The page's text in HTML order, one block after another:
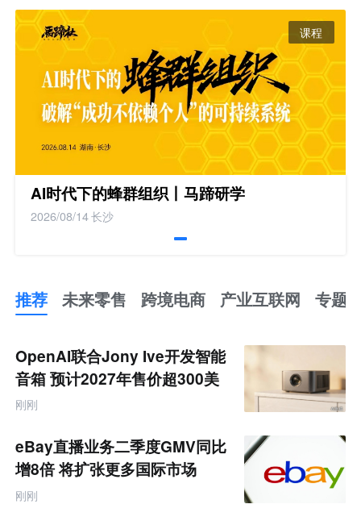
课程
AI时代下的蜂群组织丨马蹄研学
2026/08/14长沙
推荐 未来零售 跨境电商 产业互联网 专题
来
零
售
跨
境
产
业
互
联
网
OpenAI联合Jony Ive开发智能
音箱 预计2027年售价超300美
元
刚刚
eBay直播业务二季度GMV同比
增8倍 将扩张更多国际市场
刚刚